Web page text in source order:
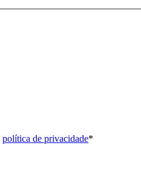
política de privacidade*